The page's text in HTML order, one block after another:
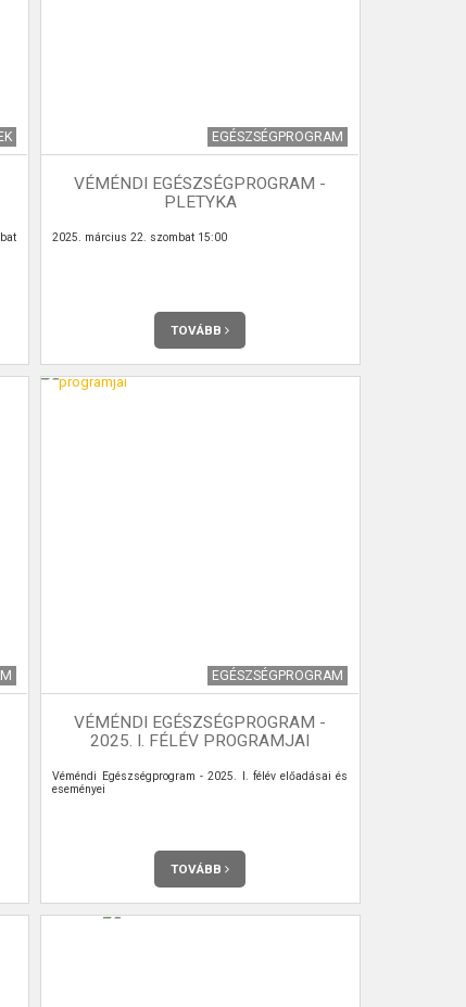
EGÉSZSÉGPROGRAM
VÉMÉNDI EGÉSZSÉGPROGRAM -
PLETYKA
2025. március 22. szombat 15:00
TOVÁBB
EGÉSZSÉGPROGRAM
VÉMÉNDI EGÉSZSÉGPROGRAM -
2025. I. FÉLÉV PROGRAMJAI
Véméndi Egészségprogram - 2025. I. félév előadásai és
eseményei
TOVÁBB